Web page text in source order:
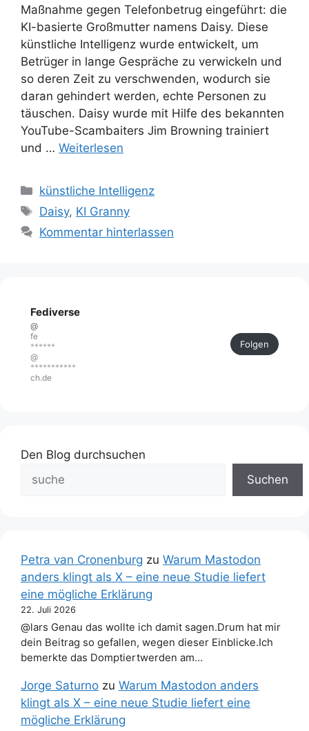
Maßnahme gegen Telefonbetrug eingeführt: die
KI-basierte Großmutter namens Daisy. Diese
künstliche Intelligenz wurde entwickelt, um
Betrüger in lange Gespräche zu verwickeln und
so deren Zeit zu verschwenden, wodurch sie
daran gehindert werden, echte Personen zu
täuschen. Daisy wurde mit Hilfe des bekannten
YouTube-Scambaiters Jim Browning trainiert
und … Weiterlesen
Kategorien
künstliche Intelligenz
Schlagwörter
Daisy, KI Granny
Kommentar hinterlassen
Fediverse
@
fe
******
@
***********
ch.de
Folgen
Den Blog durchsuchen
Suchen
Petra van Cronenburg zu Warum Mastodon
anders klingt als X – eine neue Studie liefert
eine mögliche Erklärung
22. Juli 2026
@lars Genau das wollte ich damit sagen.Drum hat mir
dein Beitrag so gefallen, wegen dieser Einblicke.Ich
bemerkte das Domptiertwerden am…
Jorge Saturno zu Warum Mastodon anders
klingt als X – eine neue Studie liefert eine
mögliche Erklärung